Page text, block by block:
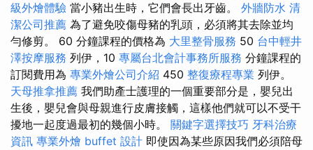
級外燴體驗 當小豬出生時，它們會長出牙齒。 外牆防水 清
潔公司推薦 為了避免咬傷母豬的乳頭，必須將其去除並均
勻修剪。 60 分鐘課程的價格為 大里整骨服務 50 台中輕井
澤按摩服務 列伊，10 專屬台北會計事務所服務 分鐘課程的
訂閱費用為 專業外燴公司介紹 450 整復療程專業 列伊。
天母推拿推薦 我們助產士護理的一個重要部分是，嬰兒出
生後，嬰兒會與母親進行皮膚接觸，這樣他們就可以不受干
擾地一起度過最初的幾個小時。 關鍵字選擇技巧 牙科治療
資訊 專業外燴 buffet 設計 即使因為某些原因我們必須陪母